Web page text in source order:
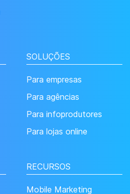
SOLUÇÕES
Para empresas
Para agências
Para infoprodutores
Para lojas online
RECURSOS
Mobile Marketing